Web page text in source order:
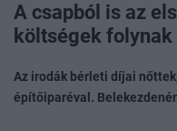
A csapból is az
költségek folynak
Az irodák bérleti díjai
építőiparéval.